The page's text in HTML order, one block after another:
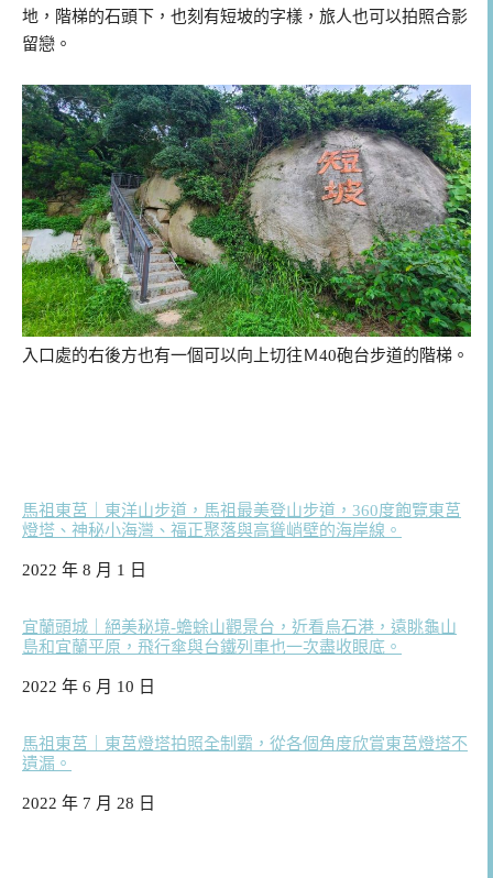
地，階梯的石頭下，也刻有短坡的字樣，旅人也可以拍照合影
留戀。
入口處的右後方也有一個可以向上切往Ｍ40砲台步道的階梯。
馬祖東莒｜東洋山步道，馬祖最美登山步道，360度飽覽東莒
燈塔、神秘小海灣、福正聚落與高聳峭壁的海岸線。
日期
2022 年 8 月 1 日
宜蘭頭城｜絕美秘境-蟾蜍山觀景台，近看烏石港，遠眺龜山
島和宜蘭平原，飛行傘與台鐵列車也一次盡收眼底。
日期
2022 年 6 月 10 日
馬祖東莒｜東莒燈塔拍照全制霸，從各個角度欣賞東莒燈塔不
遺漏。
日期
2022 年 7 月 28 日